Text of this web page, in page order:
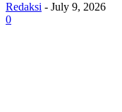
Redaksi - July 9, 2026
0